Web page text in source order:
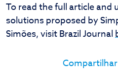
To read the full article and
solutions proposed by
Simões, visit Brazil Journal